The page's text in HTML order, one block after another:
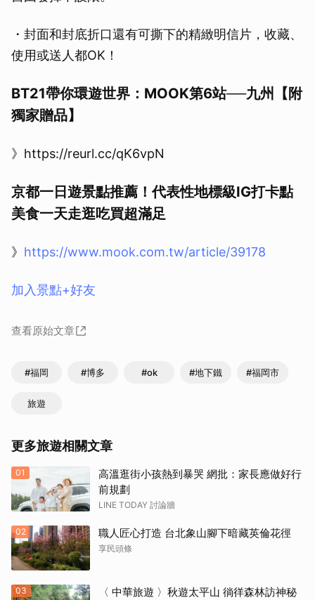
・封面和封底折口還有可撕下的精緻明信片，收藏、
使用或送人都OK！
BT21帶你環遊世界：MOOK第6站──九州【附
獨家贈品】
》https://reurl.cc/qK6vpN
京都一日遊景點推薦！代表性地標級IG打卡點
美食一天走逛吃買超滿足
》 https://www.mook.com.tw/article/39178
加入景點+好友
查看原始文章
#福岡 #博多 #ok #地下鐵 #福岡市
旅遊
更多旅遊相關文章
01
高溫逛街小孩熱到暴哭 網批：家長應做好行
前規劃
LINE TODAY 討論牆
02 職人匠心打造 台北象山腳下暗藏英倫花徑
享民頭條
03
〈 中華旅遊 〉秋遊太平山 徜徉森林訪神秘